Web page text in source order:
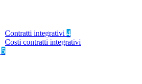
Contratti integrativi 4
Costi contratti integrativi
5